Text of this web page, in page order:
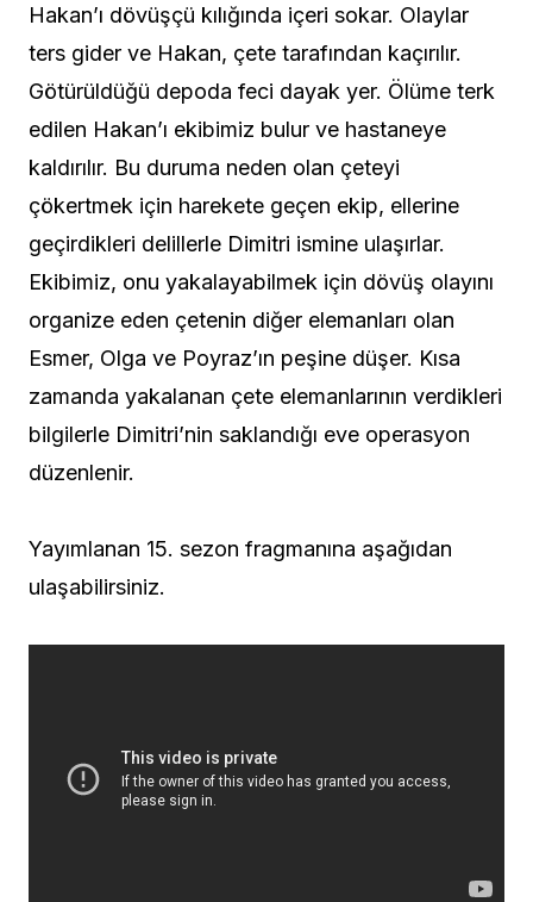
Hakan’ı dövüşçü kılığında içeri sokar. Olaylar
ters gider ve Hakan, çete tarafından kaçırılır.
Götürüldüğü depoda feci dayak yer. Ölüme terk
edilen Hakan’ı ekibimiz bulur ve hastaneye
kaldırılır. Bu duruma neden olan çeteyi
çökertmek için harekete geçen ekip, ellerine
geçirdikleri delillerle Dimitri ismine ulaşırlar.
Ekibimiz, onu yakalayabilmek için dövüş olayını
organize eden çetenin diğer elemanları olan
Esmer, Olga ve Poyraz’ın peşine düşer. Kısa
zamanda yakalanan çete elemanlarının verdikleri
bilgilerle Dimitri’nin saklandığı eve operasyon
düzenlenir.
Yayımlanan 15. sezon fragmanına aşağıdan
ulaşabilirsiniz.